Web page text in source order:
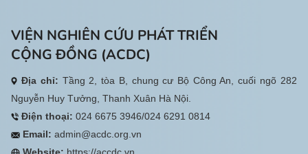
VIỆN NGHIÊN CỨU PHÁT TRIỂN
CỘNG ĐỒNG (ACDC)
Địa chỉ: Tầng 2, tòa B, chung cư Bộ Công An, cuối ngõ 282
Nguyễn Huy Tưởng, Thanh Xuân Hà Nội.
Điện thoại: 024 6675 3946/024 6291 0814
Email: admin@acdc.org.vn